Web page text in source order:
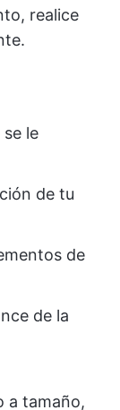
realice
le
de tu
de
de la
a tamaño,